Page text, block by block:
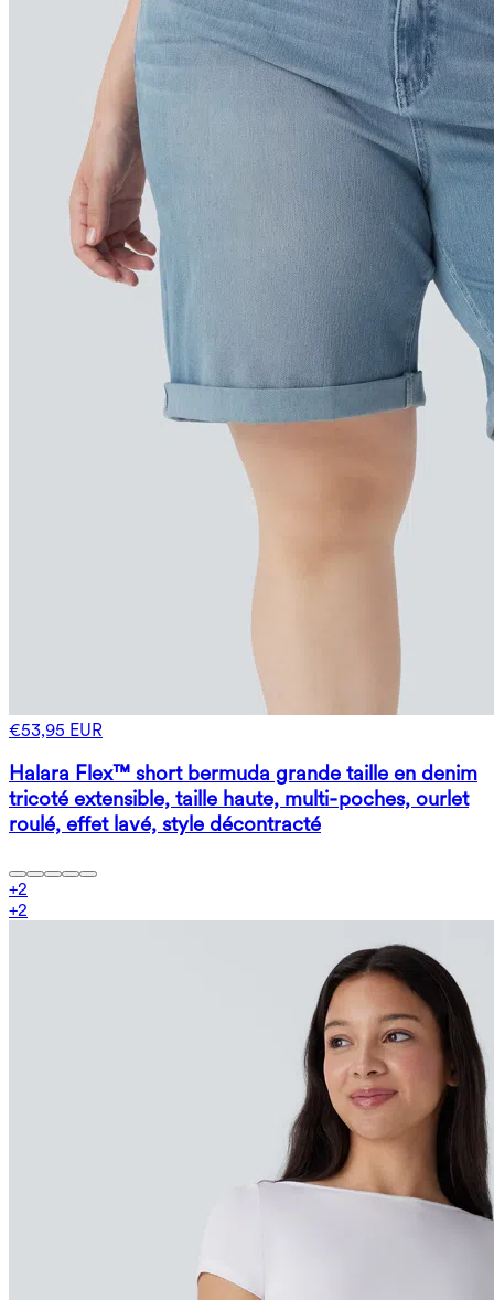
€53,95 EUR
Halara Flex™ short bermuda grande taille en denim
tricoté extensible, taille haute, multi‑poches, ourlet
roulé, effet lavé, style décontracté
+2
+2